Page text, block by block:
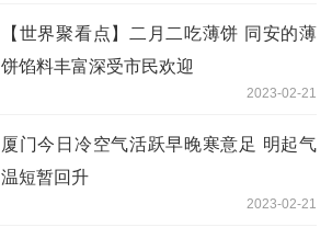
【世界聚看点】二月二吃薄饼 同安的薄
饼馅料丰富深受市民欢迎
2023-02-21
厦门今日冷空气活跃早晚寒意足 明起气
温短暂回升
2023-02-21